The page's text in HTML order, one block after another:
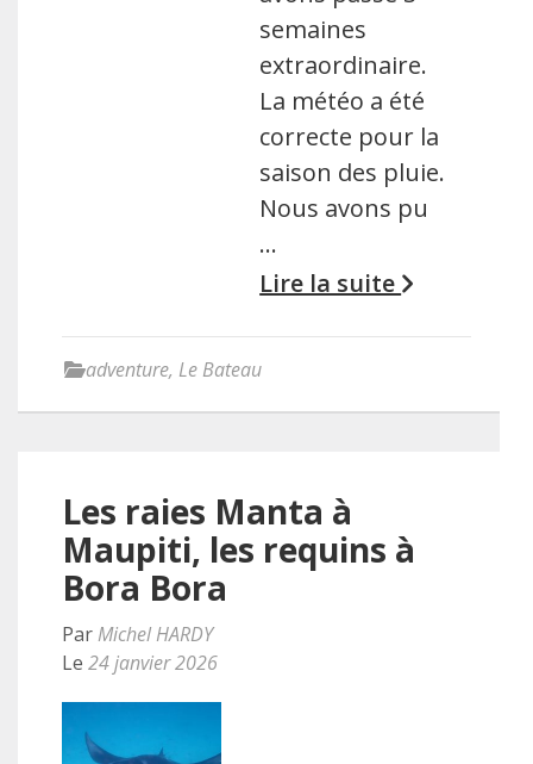
semaines
extraordinaire.
La météo a été
correcte pour la
saison des pluie.
Nous avons pu
…
Lire la suite
adventure, Le Bateau
Les raies Manta à
Maupiti, les requins à
Bora Bora
ParMichel HARDY
Le 24 janvier 2026